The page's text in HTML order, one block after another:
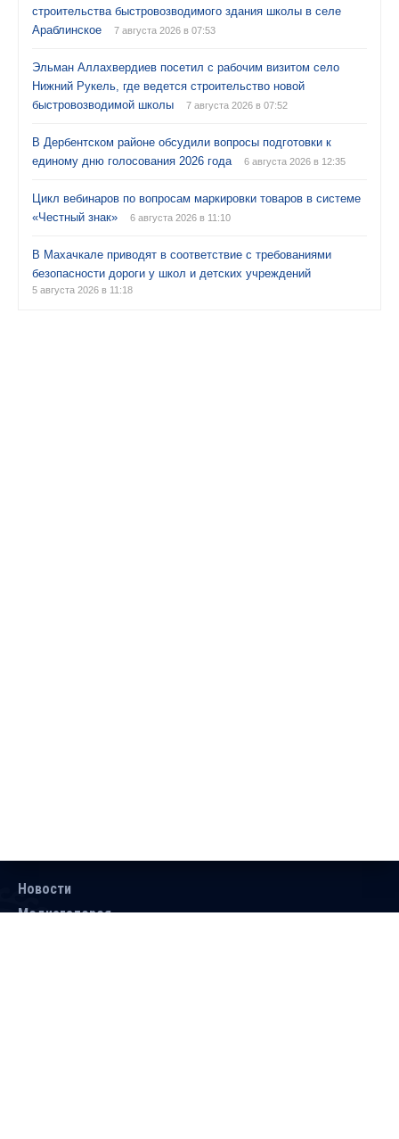
строительства быстровозводимого здания школы в селе
Араблинское
7 августа 2026 в 07:53
Эльман Аллахвердиев посетил с рабочим визитом село
Нижний Рукель, где ведется строительство новой
быстровозводимой школы
7 августа 2026 в 07:52
В Дербентском районе обсудили вопросы подготовки к
единому дню голосования 2026 года
6 августа 2026 в 12:35
Цикл вебинаров по вопросам маркировки товаров в системе
«Честный знак»
6 августа 2026 в 11:10
В Махачкале приводят в соответствие с требованиями
безопасности дороги у школ и детских учреждений
5 августа 2026 в 11:18
Новости
Медиагалерея